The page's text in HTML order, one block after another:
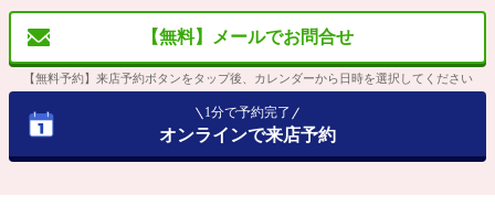
【無料】メールでお問合せ
【無料予約】来店予約ボタンをタップ後、カレンダーから日時を選択してください
1分で予約完了
オンラインで来店予約